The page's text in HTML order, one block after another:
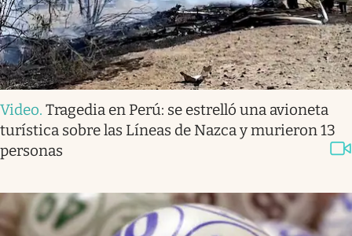
Video. Tragedia en Perú: se estrelló una avioneta
turística sobre las Líneas de Nazca y murieron 13
personas